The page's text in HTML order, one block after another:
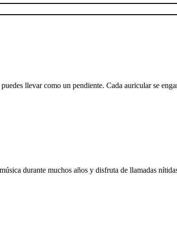
llevar como un pendiente. Cada auricular se
durante muchos años y disfruta de llamadas